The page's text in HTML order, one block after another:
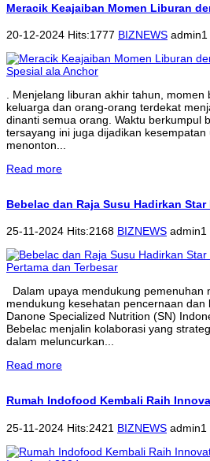
Meracik Keajaiban Momen Liburan
20-12-2024 Hits:1777 BIZNEWS admin1
. Menjelang liburan akhir tahun,
keluarga dan orang-orang terdekat
dinanti semua orang. Waktu berkumpul
tersayang ini juga dijadikan
menonton...
Read more
Bebelac dan Raja Susu Hadirkan
25-11-2024 Hits:2168 BIZNEWS admin1
Dalam upaya mendukung pemenuhan
mendukung kesehatan pencernaan dan
Danone Specialized Nutrition (SN)
Bebelac menjalin kolaborasi yang
dalam meluncurkan...
Read more
Rumah Indofood Kembali Raih
25-11-2024 Hits:2421 BIZNEWS admin1